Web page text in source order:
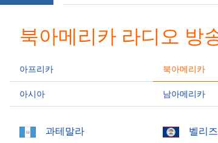
Skip
Current
Duration-:-
Loaded:
0.00%
Stream
북아메리카 라디오 방
아프리카
아시아
북아메리카
남아메리카
과테말라 벨리즈